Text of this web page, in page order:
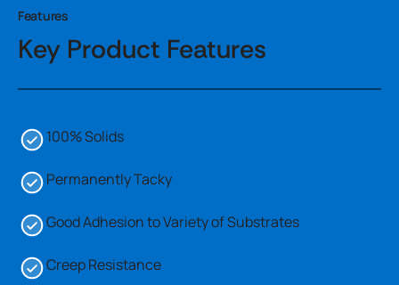
Features
Key Product Features
100% Solids
Permanently Tacky
Good Adhesion to Variety of Substrates
Creep Resistance